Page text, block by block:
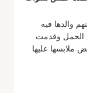
والدها فيه
الحمل وقدمت
ملابسها عليها